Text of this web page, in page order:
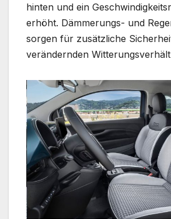
hinten und ein
erhöht. Dämmerungs- und
sorgen für zusätzliche
verändernden